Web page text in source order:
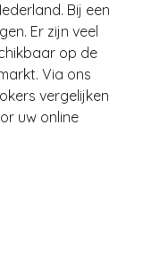
Bij een
Er zijn veel
op de
Via ons
vergelijken
uw online